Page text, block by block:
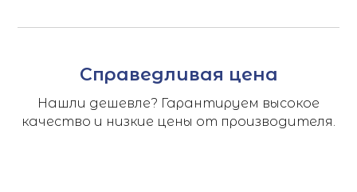
Справедливая цена
Нашли дешевле? Гарантируем высокое
качество и низкие цены от производителя.